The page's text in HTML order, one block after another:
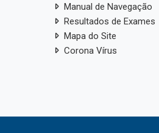
Manual de Navegação
Resultados de Exames
Mapa do Site
Corona Vírus